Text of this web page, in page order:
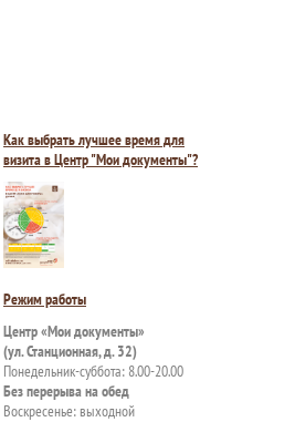
Как выбрать лучшее время для
визита в Центр "Мои документы"?
Режим работы
Центр «Мои документы»
(ул. Станционная, д. 32)
Понедельник-суббота: 8.00-20.00
Без перерыва на обед
Воскресенье: выходной